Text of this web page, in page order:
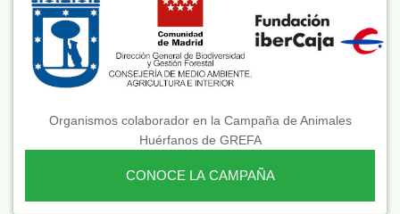
Organismos colaborador en la Campaña de Animales
Huérfanos de GREFA
CONOCE LA CAMPAÑA